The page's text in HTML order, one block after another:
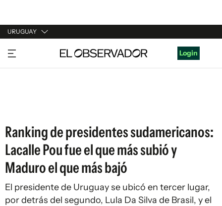
URUGUAY
URUGUAY
ARGENTINA
Login
Ranking de presidentes sudamericanos:
Lacalle Pou fue el que más subió y
Maduro el que más bajó
El presidente de Uruguay se ubicó en tercer lugar,
por detrás del segundo, Lula Da Silva de Brasil, y el